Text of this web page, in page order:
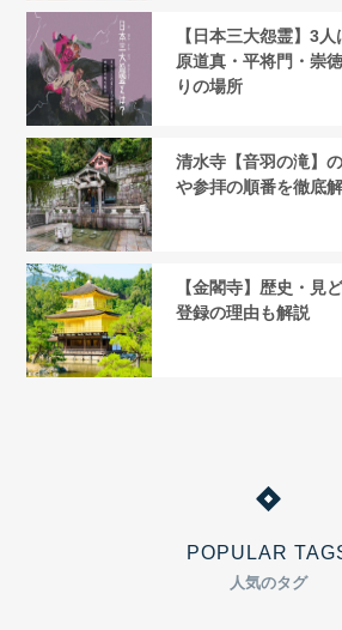
POPULAR
人気のタグ
【日本三大怨霊】3
原道真・平将門・崇
りの場所
清水寺【音羽の滝】
や参拝の順番を徹底
【金閣寺】歴史・見
登録の理由も解説